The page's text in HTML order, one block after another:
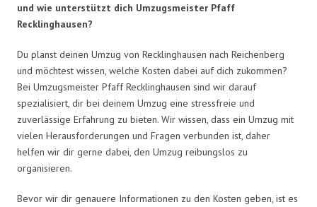
und wie unterstützt dich Umzugsmeister Pfaff
Recklinghausen?
Du planst deinen Umzug von Recklinghausen nach Reichenberg
und möchtest wissen, welche Kosten dabei auf dich zukommen?
Bei Umzugsmeister Pfaff Recklinghausen sind wir darauf
spezialisiert, dir bei deinem Umzug eine stressfreie und
zuverlässige Erfahrung zu bieten. Wir wissen, dass ein Umzug mit
vielen Herausforderungen und Fragen verbunden ist, daher
helfen wir dir gerne dabei, den Umzug reibungslos zu
organisieren.
Bevor wir dir genauere Informationen zu den Kosten geben, ist es